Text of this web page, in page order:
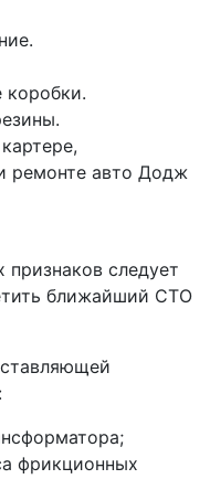
коробки.
ремонте авто Додж
следует
ближайший СТО
фрикционных